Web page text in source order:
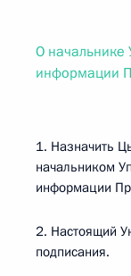
О начальнике
информации
1. Назначить
начальником
информации
2. Настоящий
подписания.